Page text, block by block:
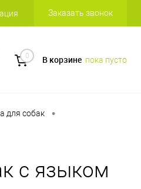
Заказать звонок
0 В корзине пока пусто
для собак •
с языком